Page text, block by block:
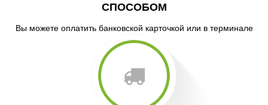
СПОСОБОМ
Вы можете оплатить банковской карточкой или в терминале